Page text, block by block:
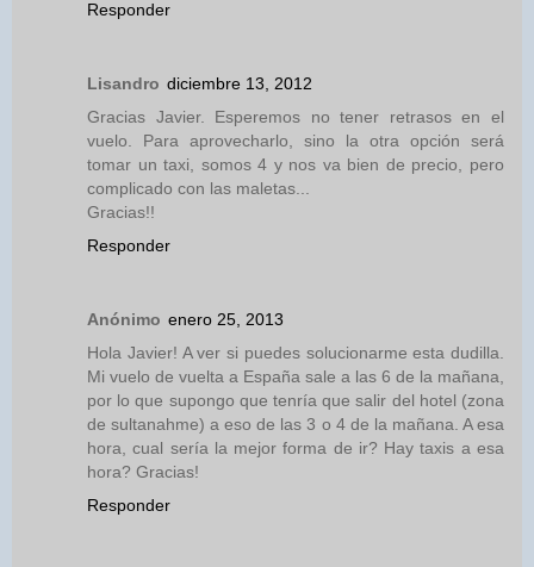
Responder
Lisandro diciembre 13, 2012
Gracias Javier. Esperemos no tener retrasos en el
vuelo. Para aprovecharlo, sino la otra opción será
tomar un taxi, somos 4 y nos va bien de precio, pero
complicado con las maletas...
Gracias!!
Responder
Anónimo enero 25, 2013
Hola Javier! A ver si puedes solucionarme esta dudilla.
Mi vuelo de vuelta a España sale a las 6 de la mañana,
por lo que supongo que tenría que salir del hotel (zona
de sultanahme) a eso de las 3 o 4 de la mañana. A esa
hora, cual sería la mejor forma de ir? Hay taxis a esa
hora? Gracias!
Responder